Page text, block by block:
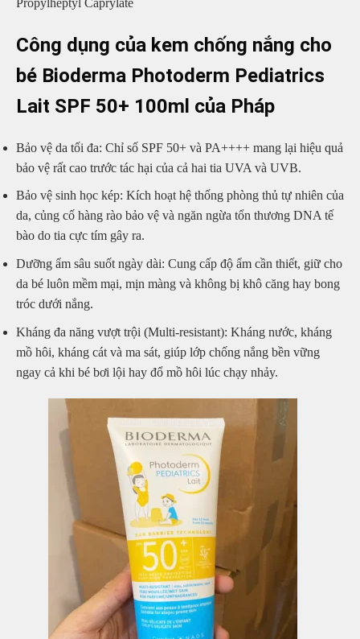
Propylheptyl Caprylate
Công dụng của kem chống nắng cho
bé Bioderma Photoderm Pediatrics
Lait SPF 50+ 100ml của Pháp
Bảo vệ da tối đa: Chỉ số SPF 50+ và PA++++ mang lại hiệu quả
bảo vệ rất cao trước tác hại của cả hai tia UVA và UVB.
Bảo vệ sinh học kép: Kích hoạt hệ thống phòng thủ tự nhiên của
da, củng cố hàng rào bảo vệ và ngăn ngừa tổn thương DNA tế
bào do tia cực tím gây ra.
Dưỡng ẩm sâu suốt ngày dài: Cung cấp độ ẩm cần thiết, giữ cho
da bé luôn mềm mại, mịn màng và không bị khô căng hay bong
tróc dưới nắng.
Kháng đa năng vượt trội (Multi-resistant): Kháng nước, kháng
mồ hôi, kháng cát và ma sát, giúp lớp chống nắng bền vững
ngay cả khi bé bơi lội hay đổ mồ hôi lúc chạy nhảy.